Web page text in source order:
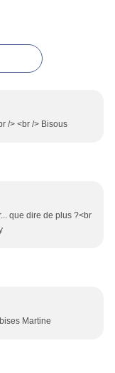
/> <br /> Bisous
que dire de plus ?<br
Martine